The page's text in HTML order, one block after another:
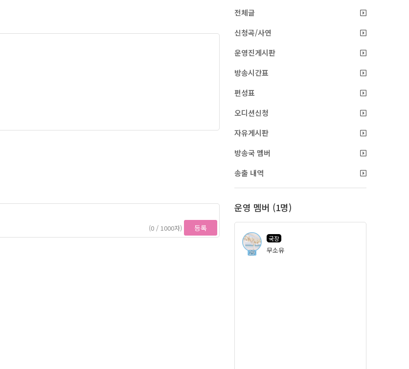
(0 / 1000자) 등록
전체글
신청곡/사연
운영진게시판
방송시간표
편성표
오디션신청
자유게시판
방송국 멤버
송출 내역
운영 멤버 (1명)
29
국장
무소유